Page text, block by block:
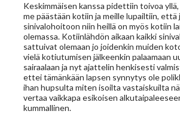
Keskimmäisen kanssa pidettiin toivoa
me päästään kotiin ja meille lupailtiin, että
sinivalohoitoon niin heillä on myös kotiin
olemassa. Kotiinlähdön aikaan kaikki
sattuivat olemaan jo joidenkin muiden
vielä kotiutumisen jälkeenkin palaamaan
sairaalaan ja nyt ajattelin henkisesti
ettei tämänkään lapsen synnytys ole
ihan hupsulta miten isoilta vastaiskuilta
vertaa vaikkapa esikoisen
kummallinen.